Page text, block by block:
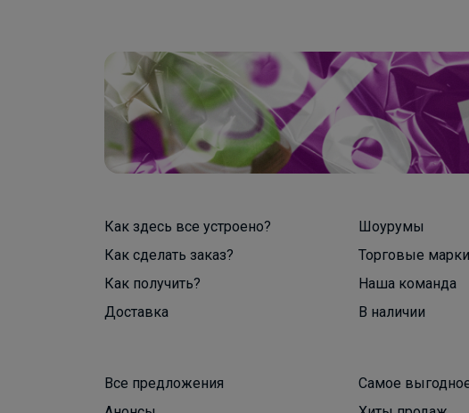
Как здесь все устроено?
Как сделать заказ?
Как получить?
Доставка
Шоурумы
Торговые марки
Наша команда
В наличии
Все предложения
Самое
На